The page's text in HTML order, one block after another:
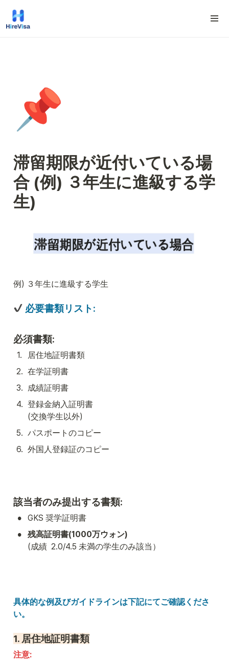
📌
滞留期限が近付いている場
合 (例) ３年生に進級する学
生)
例) ３年生に進級する学生
必要書類リスト:
必須書類:
1.
居住地証明書類
2. 在学証明書
3. 成績証明書
4. 登録金納入証明書
(交換学生以外)
5. パスポートのコピー
6. 外国人登録証のコピー
該当者のみ提出する書類:
• GKS 奨学証明書
•
残高証明書(1000万ウォン)
(成績  2.0/4.5 未満の学生のみ該当）
具体的な例及びガイドラインは下記にてご確認くださ
い。
1. 居住地証明書類
注意: